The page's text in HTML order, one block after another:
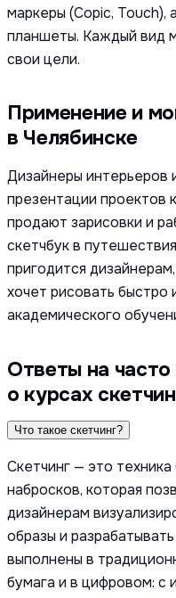
маркеры (Copic, Touch),
планшеты. Каждый вид
свои цели.
Применение и монетизация скетчинга
в Челябинске
Дизайнеры интерьеров
презентации
продают зарисовки и
скетчбук в
пригодится
хочет рисовать быстро
академического
Ответы на часто задаваемые вопросы
о курсах
Что такое скетчинг?
Скетчинг — это
набросков, которая
дизайнерам
образы и
выполнены в
бумага и в цифровом: с